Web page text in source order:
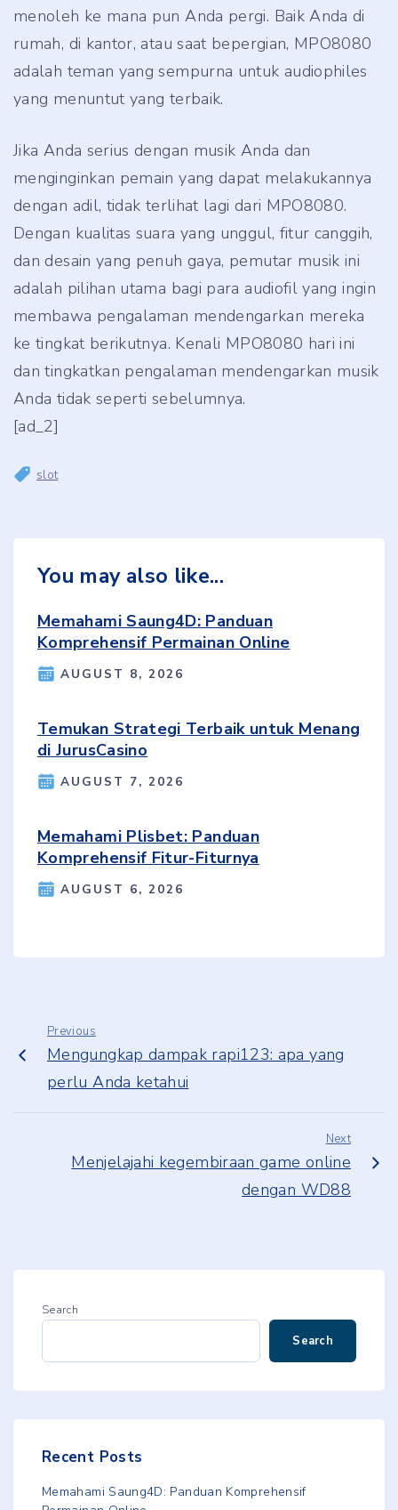
menoleh ke mana pun Anda pergi. Baik Anda di
rumah, di kantor, atau saat bepergian, MPO8080
adalah teman yang sempurna untuk audiophiles
yang menuntut yang terbaik.
Jika Anda serius dengan musik Anda dan
menginginkan pemain yang dapat melakukannya
dengan adil, tidak terlihat lagi dari MPO8080.
Dengan kualitas suara yang unggul, fitur canggih,
dan desain yang penuh gaya, pemutar musik ini
adalah pilihan utama bagi para audiofil yang ingin
membawa pengalaman mendengarkan mereka
ke tingkat berikutnya. Kenali MPO8080 hari ini
dan tingkatkan pengalaman mendengarkan musik
Anda tidak seperti sebelumnya.
[ad_2]
slot
You may also like...
Memahami Saung4D: Panduan
Komprehensif Permainan Online
AUGUST 8, 2026
Temukan Strategi Terbaik untuk Menang
di JurusCasino
AUGUST 7, 2026
Memahami Plisbet: Panduan
Komprehensif Fitur-Fiturnya
AUGUST 6, 2026
Previous
Mengungkap dampak rapi123: apa yang
perlu Anda ketahui
Next
Menjelajahi kegembiraan game online
dengan WD88
Search
Search
Recent Posts
Memahami Saung4D: Panduan Komprehensif